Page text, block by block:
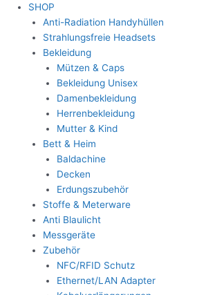
SHOP
Anti-Radiation Handyhüllen
Strahlungsfreie Headsets
Bekleidung
Mützen & Caps
Bekleidung Unisex
Damenbekleidung
Herrenbekleidung
Mutter & Kind
Bett & Heim
Baldachine
Decken
Erdungszubehör
Stoffe & Meterware
Anti Blaulicht
Messgeräte
Zubehör
NFC/RFID Schutz
Ethernet/LAN Adapter